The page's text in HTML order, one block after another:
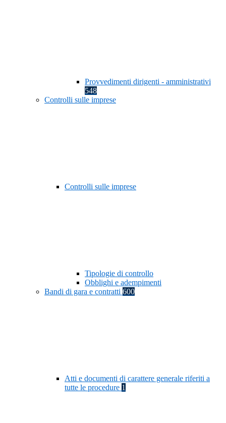
Provvedimenti dirigenti - amministrativi
548
Controlli sulle imprese
Controlli sulle imprese
Tipologie di controllo
Obblighi e adempimenti
Bandi di gara e contratti 600
Atti e documenti di carattere generale riferiti a
tutte le procedure 1